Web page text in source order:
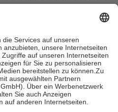
in Höhe von zehn
nie mehr als die tatsächlichen
auch für Online-Apotheken.
beträgt die
sowie zehn Euro je
für ihre eigene Gesundheit zu
der Familie zu unterstützen,